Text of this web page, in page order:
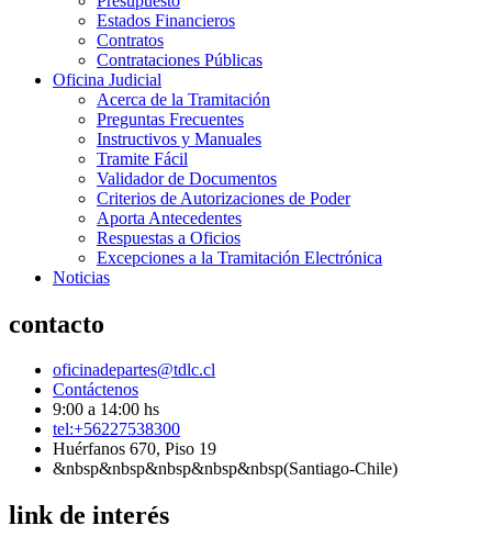
Estados Financieros
Contratos
Contrataciones Públicas
Oficina Judicial
Acerca de la Tramitación
Preguntas Frecuentes
Instructivos y Manuales
Tramite Fácil
Validador de Documentos
Criterios de Autorizaciones de Poder
Aporta Antecedentes
Respuestas a Oficios
Excepciones a la Tramitación Electrónica
Noticias
contacto
oficinadepartes@tdlc.cl
Contáctenos
9:00 a 14:00 hs
tel:+56227538300
Huérfanos 670, Piso 19
&nbsp&nbsp&nbsp&nbsp&nbsp(Santiago-Chile)
link de interés